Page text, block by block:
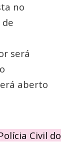
no
será
aberto
Civil do